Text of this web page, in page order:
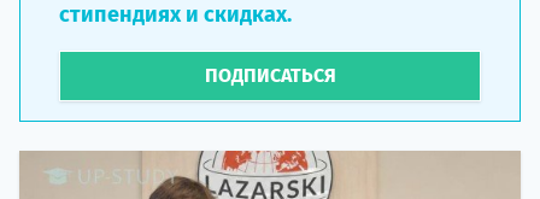
стипендиях и скидках.
ПОДПИСАТЬСЯ